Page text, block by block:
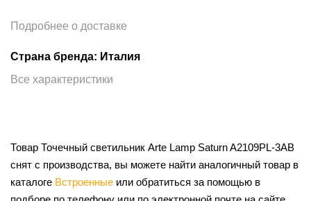
Подробнее о доставке
Страна бренда: Италия
Все характеристики
Товар Точечный светильник Arte Lamp Saturn A2109PL-3AB
снят с производства, вы можете найти аналогичный товар в
каталоге Встроенные или обратиться за помощью в